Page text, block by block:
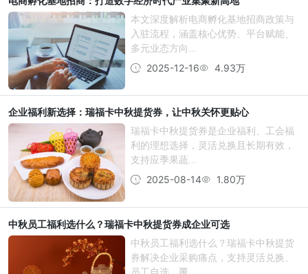
本文深度解析电商孵化基地招商政策与
入驻流程，涵盖核心优势、平台赋能、
多元业态方向...
2025-12-16
4.93万
企业福利新选择：瑞福卡中秋提货券，让中秋关怀更贴心
瑞福卡中秋提货券是企业福利、工会福
利的理想选择，灵活兑换且长期有效，
支持应季果蔬...
2025-08-14
1.80万
中秋员工福利选什么？瑞福卡中秋提货券成企业可选
中秋员工福利选什么？瑞福卡中秋提货
券解决企业采购痛点，支持灵活兑换、
员工自选，覆...